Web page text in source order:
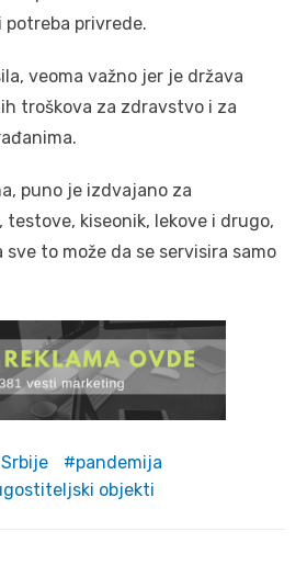
privrede.
veoma važno jer je država
troškova za zdravstvo i za
puno je izdvajano za
testove, kiseonik, lekove i drugo,
to može da se servisira samo
pandemija
objekti